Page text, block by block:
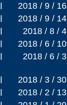
2018 / 9 / 16
2018 / 9 / 14
2018 / 8 / 4
2018 / 6 / 10
2018 / 6 / 3
2018 / 3 / 30
2018 / 2 / 13